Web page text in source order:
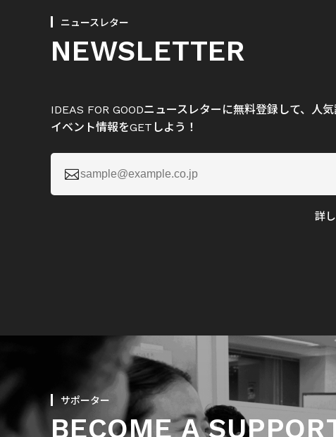
ニュースレター
NEWSLETTER
IDEAS FOR GOODニュースレターに無料登録して、人
イベント情報をGETしよう！

詳
サポーター
BECOME A